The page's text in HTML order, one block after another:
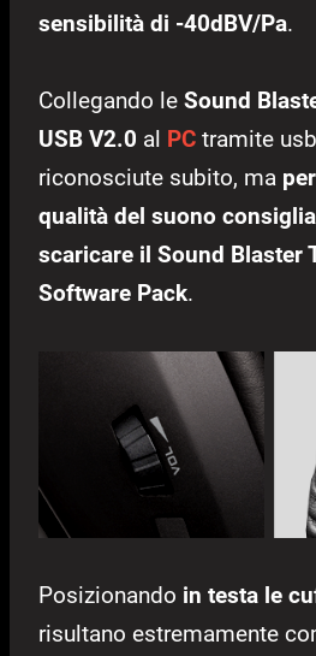
sensibilità di -40dBV/Pa.
Collegando le Sound
USB V2.0 al PC tramite
riconosciute subito, ma
qualità del suono
scaricare il Sound Blaster
Software Pack.
Posizionando in testa le
risultano estremamente